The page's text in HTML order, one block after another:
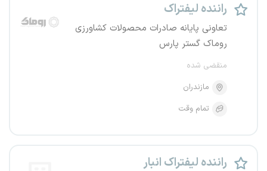
راننده لیفتراک
تعاونی پایانه صادرات محصولات کشاورزی
روماک گستر پارس
منقضی شده
مازندران
تمام وقت
راننده لیفتراک انبار